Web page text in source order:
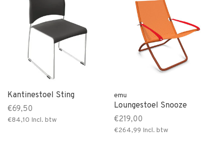
Kantinestoel Sting
€69,50
€84,10 Incl. btw
emu
Loungestoel Snooze
€219,00
€264,99 Incl. btw